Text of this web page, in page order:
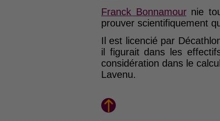
Franck Bonnamournie
prouver scientifiquement
Il est licencié par
il figurait dans les
considération dans le
Lavenu.